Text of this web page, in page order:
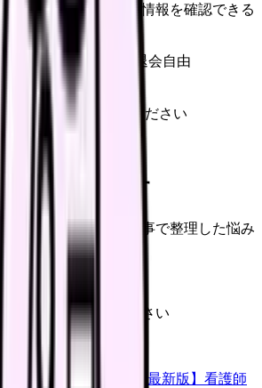
職場に関する詳しい情報を確認できる
い悩みです。
理由 相談だけOK
退会自由
方法を見る
新情報を確認してください
人
師求人を探す
ランクなど、この記事で整理した悩み
す。
情報を確認してください
キングTOP5【2026年最新版】 看護師